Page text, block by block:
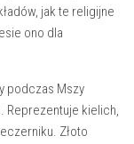
jak te religijne
ono dla
podczas Mszy
Reprezentuje kielich,
Złoto